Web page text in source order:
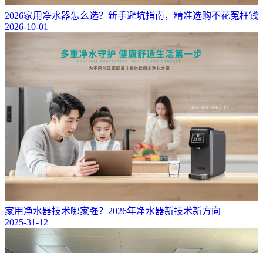
2026家用净水器怎么选？新手避坑指南，精准选购不花冤枉钱
2026-10-01
家用净水器技术哪家强？2026年净水器新技术新方向
2025-31-12